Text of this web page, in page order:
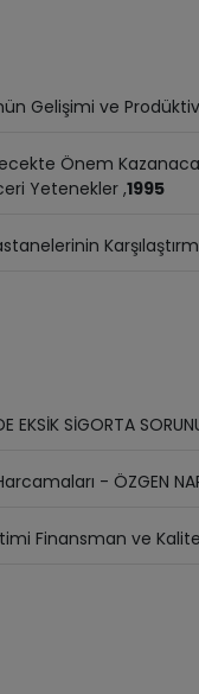
Gelişimi ve
Önem
Yetenekler ,1995
EKSİK SİGORTA
- ÖZGEN
Finansman ve Kalite